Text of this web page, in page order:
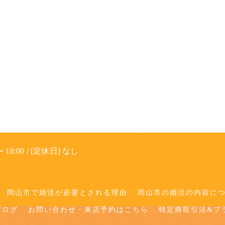
18:00 / [定休日] なし
岡山市で婚活が必要とされる理由 岡山市の婚活の内容に
ログ お問い合わせ・来店予約はこちら 特定商取引法&プ